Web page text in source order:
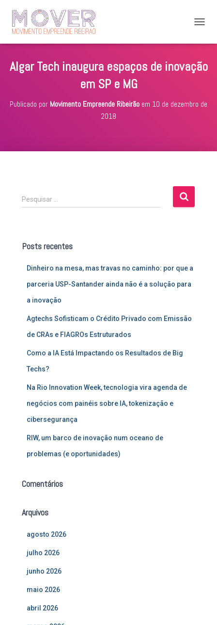
R
N
Algar Tech inaugura espaços de inovação
em SP e MG
Publicado por Movimento Empreende Ribeirão em 10 de dezembro de
2018
P
e
i
Pesquisar …
Posts recentes
Dinheiro na mesa, mas travas no caminho: por que a
parceria USP-Santander ainda não é a solução para
a inovação
Agtechs Sofisticam o Crédito Privado com Emissão
de CRAs e FIAGROs Estruturados
Como a IA Está Impactando os Resultados de Big
Techs?
Na Rio Innovation Week, tecnologia vira agenda de
negócios com painéis sobre IA, tokenização e
cibersegurança
RIW, um barco de inovação num oceano de
problemas (e oportunidades)
Comentários
Arquivos
agosto 2026
julho 2026
junho 2026
maio 2026
abril 2026